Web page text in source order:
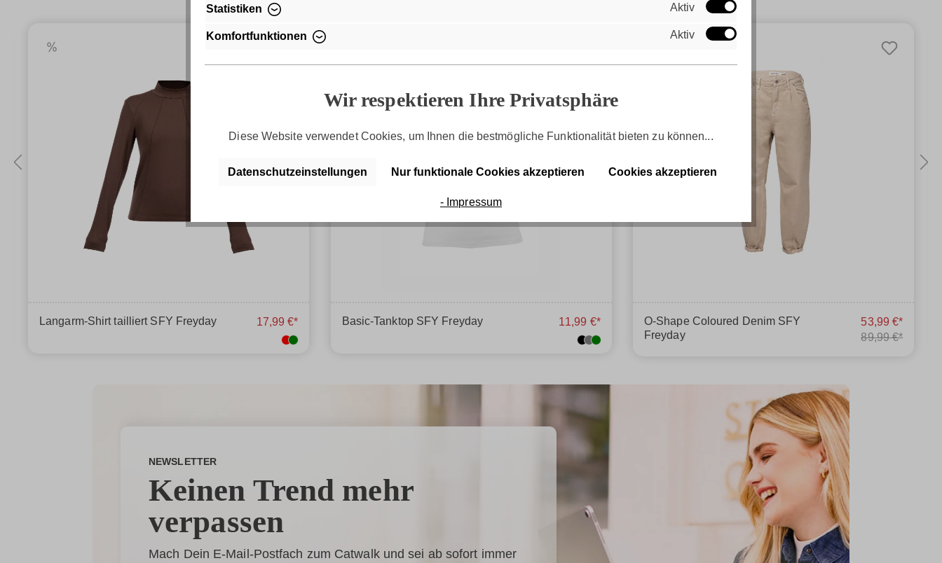
Langarm-Shirt tailliert SFY Freyday 17,99 €* Basic-Tanktop SFY Freyday 11,99 €*
O-Shape Coloured Denim SFY
Freyday
53,99 €*
89,99 €*
NEWSLETTER
Keinen Trend mehr
verpassen
Mach Dein E-Mail-Postfach zum Catwalk und sei ab sofort immer
Statistiken Aktiv
Komfortfunktionen Aktiv
Wir respektieren Ihre Privatsphäre
Diese Website verwendet Cookies, um Ihnen die bestmögliche Funktionalität bieten zu können...
Datenschutzeinstellungen Nur funktionale Cookies akzeptieren Cookies akzeptieren
- Impressum